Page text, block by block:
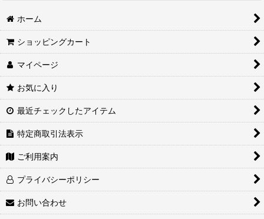
ホーム
ショッピングカート
マイページ
お気に入り
最近チェックしたアイテム
特定商取引法表示
ご利用案内
プライバシーポリシー
お問い合わせ